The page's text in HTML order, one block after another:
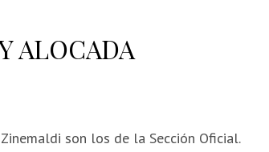
ALOCADA
son los de la Sección Oficial.